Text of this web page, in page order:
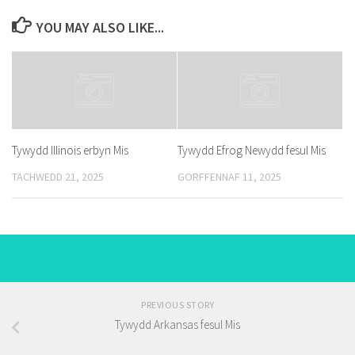
YOU MAY ALSO LIKE...
Tywydd Illinois erbyn Mis
TACHWEDD 21, 2025
Tywydd Efrog Newydd fesul Mis
GORFFENNAF 11, 2025
PREVIOUS STORY
Tywydd Arkansas fesul Mis